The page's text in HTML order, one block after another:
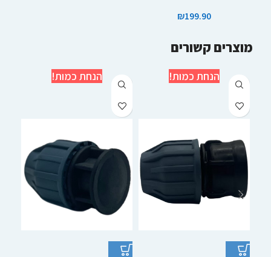
₪199.90
מוצרים קשורים
הנחת כמות! הנחת כמות!